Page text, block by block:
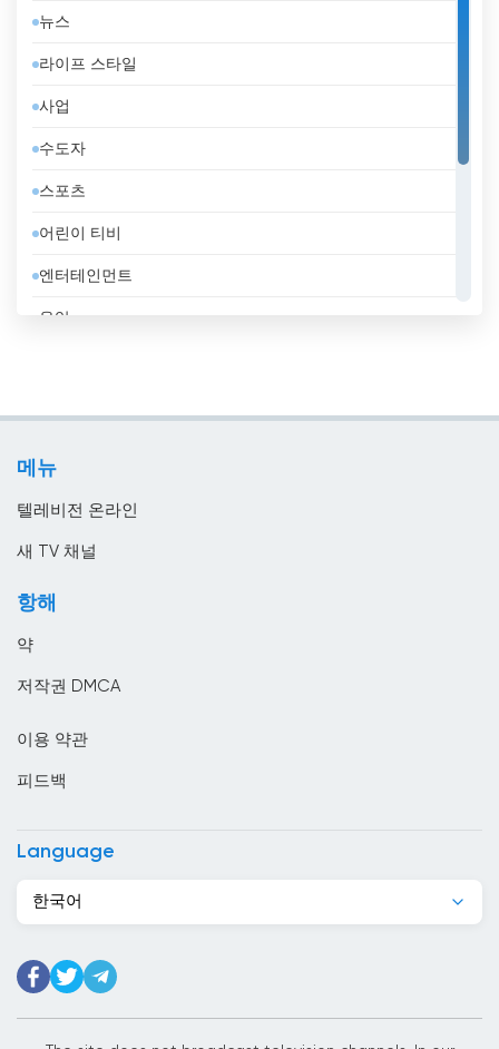
덴마크
도미니카 공화국
독일
라트비아
러시아
레바논
루마니아
몬테네그로
몰디브
미얀마
바베이도스
뉴스
라이프 스타일
사업
수도자
스포츠
어린이 티비
엔터테인먼트
음악
메뉴
텔레비전 온라인
새 TV 채널
항해
약
저작권 DMCA
이용 약관
피드백
Language
한국어